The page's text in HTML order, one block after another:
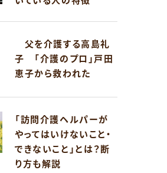
父を介護する高島礼
子 「介護のプロ」戸田
恵子から救われた
「訪問介護ヘルパーが
やってはいけないこと・
できないこと」とは？断
り方も解説